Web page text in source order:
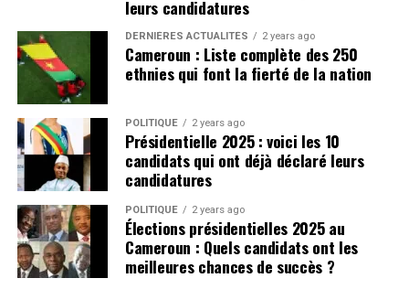
Depuis la publication de cette vidéo, les organisations de
défense des droits humains comme Mandela Center
international et des hommes politiques comme Maurice
Kamto dénonce « les traitements inhumains » et demandent
l’ouverture immédiate d’une enquête. La Gendarmerie
nationale n’a pas tardé à prescrire l’ouverture de cette
enquête. Le commandant de la Légion de Gendarmerie
attend les résultats de cette enquête dans les 72 heures à
compter du 27 novembre 2024. Dans un rapport récent, le
Comité des Nations unies contre la torture recommande à
l’Etat du Cameroun de suspendre de leurs fonctions des
personnels impliquées dans des cas de torture ou de mauvais
traitement, pendant la durée de l’enquête.
Rejoindre notre groupe télégram pour avoir les dernières
infos
Cliquez ici
leurs candidatures
DERNIÈRES ACTUALITÉS 2 years ago
Cameroun : Liste complète des 250
ethnies qui font la fierté de la nation
POLITIQUE 2 years ago
Présidentielle 2025 : voici les 10
candidats qui ont déjà déclaré leurs
candidatures
POLITIQUE 2 years ago
Élections présidentielles 2025 au
Cameroun : Quels candidats ont les
meilleures chances de succès ?